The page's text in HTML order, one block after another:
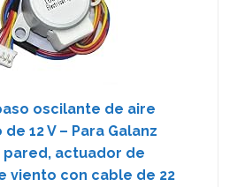
oscilante de aire
12 V – Para Galanz
actuador de
viento con cable de 22